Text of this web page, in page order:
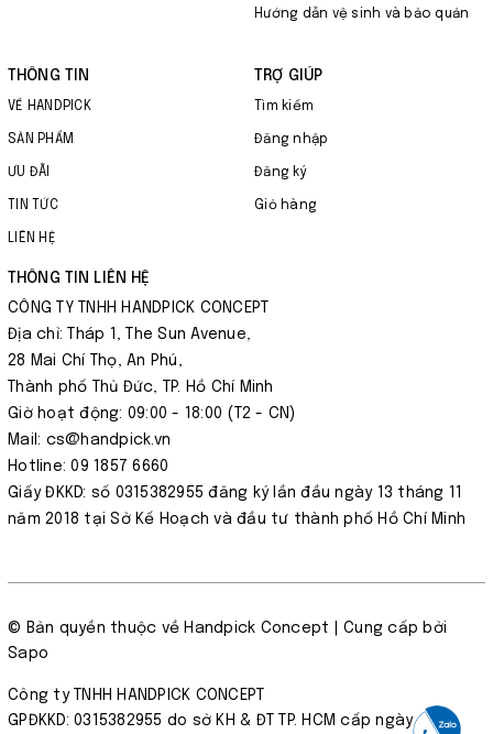
Hướng dẫn vệ sinh và bảo quản
THÔNG TIN
VỀ HANDPICK
SẢN PHẨM
ƯU ĐÃI
TIN TỨC
LIÊN HỆ
TRỢ GIÚP
Tìm kiếm
Đăng nhập
Đăng ký
Giỏ hàng
THÔNG TIN LIÊN HỆ
CÔNG TY TNHH HANDPICK CONCEPT
Địa chỉ: Tháp 1, The Sun Avenue,
28 Mai Chí Thọ, An Phú,
Thành phố Thủ Đức, TP. Hồ Chí Minh
Giờ hoạt động: 09:00 - 18:00 (T2 - CN)
Mail: cs@handpick.vn
Hotline: 09 1857 6660
Giấy ĐKKD: số 0315382955 đăng ký lần đầu ngày 13 tháng 11
năm 2018 tại Sở Kế Hoạch và đầu tư thành phố Hồ Chí Minh
© Bản quyền thuộc về Handpick Concept | Cung cấp bởi
Sapo
Công ty TNHH HANDPICK CONCEPT
GPĐKKD: 0315382955 do sở KH & ĐT TP. HCM cấp ngày